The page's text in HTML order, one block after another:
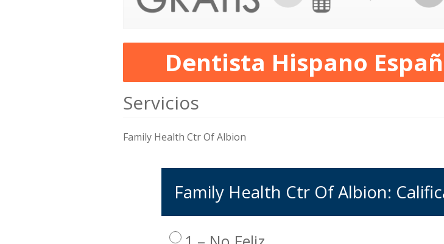
Dentista Hispano
Servicios
Family Health Ctr Of Albion
Family Health Ctr Of Albion: